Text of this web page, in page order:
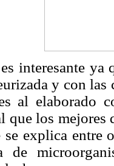
interesante ya
y con las
al elaborado
que los mejores
explica entre
de